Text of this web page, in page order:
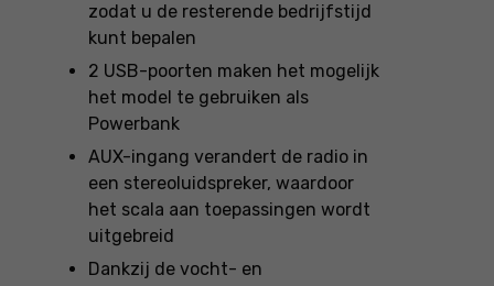
zodat u de resterende bedrijfstijd
kunt bepalen
2 USB-poorten maken het mogelijk
het model te gebruiken als
Powerbank
AUX-ingang verandert de radio in
een stereoluidspreker, waardoor
het scala aan toepassingen wordt
uitgebreid
Dankzij de vocht- en